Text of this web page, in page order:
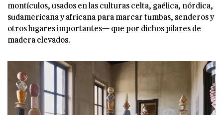
montículos, usados en las culturas celta, gaélica, nórdica,
sudamericana y africana para marcar tumbas, senderos y
otros lugares importantes— que por dichos pilares de
madera elevados.